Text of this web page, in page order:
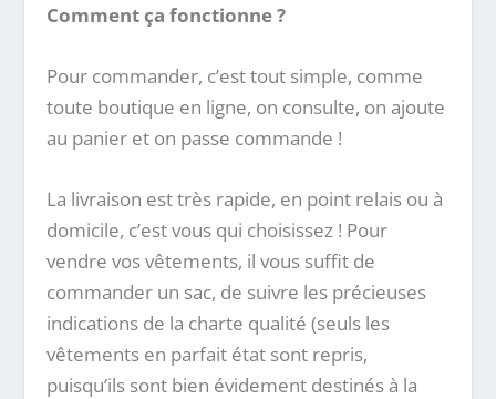
Comment ça fonctionne ?
Pour commander, c’est tout simple, comme
toute boutique en ligne, on consulte, on ajoute
au panier et on passe commande !
La livraison est très rapide, en point relais ou à
domicile, c’est vous qui choisissez ! Pour
vendre vos vêtements, il vous suffit de
commander un sac, de suivre les précieuses
indications de la charte qualité (seuls les
vêtements en parfait état sont repris,
puisqu’ils sont bien évidement destinés à la